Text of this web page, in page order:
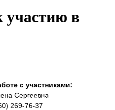
в
Тел. +7 (960) 269-76-37
E-mail:manager@aspolrf.org
с участниками:
Сергеевна
269-76-37